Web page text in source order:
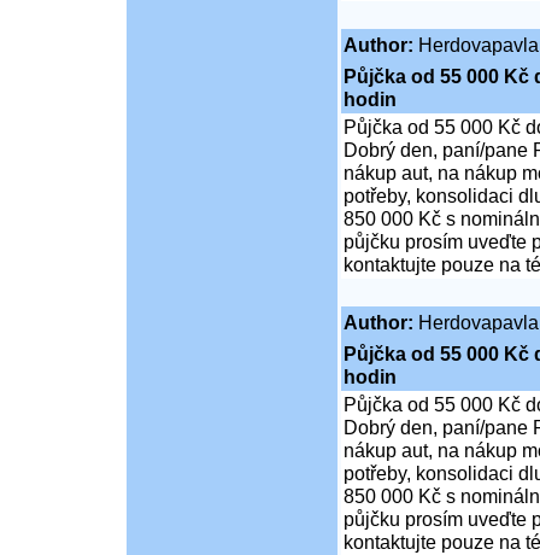
Author: Herdovapavla
Půjčka od 55 000 Kč
hodin
Půjčka od 55 000 Kč
Dobrý den, paní/pane
nákup aut, na nákup
potřeby, konsolidaci
850 000 Kč s
půjčku prosím uveďte
kontaktujte pouze na
Author: Herdovapavla
Půjčka od 55 000 Kč
hodin
Půjčka od 55 000 Kč
Dobrý den, paní/pane
nákup aut, na nákup
potřeby, konsolidaci
850 000 Kč s
půjčku prosím uveďte
kontaktujte pouze na